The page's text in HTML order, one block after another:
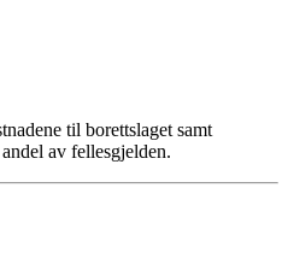
til borettslaget samt
av fellesgjelden.